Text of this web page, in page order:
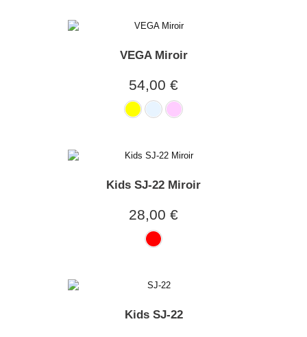
VEGA Miroir
54,00 €
Kids SJ-22 Miroir
28,00 €
Kids SJ-22